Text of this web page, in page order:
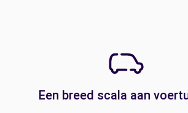
Een breed scala aan